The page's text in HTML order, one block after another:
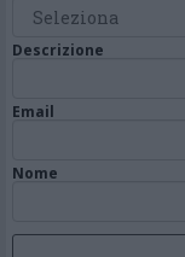
Descrizione
Email
Nome